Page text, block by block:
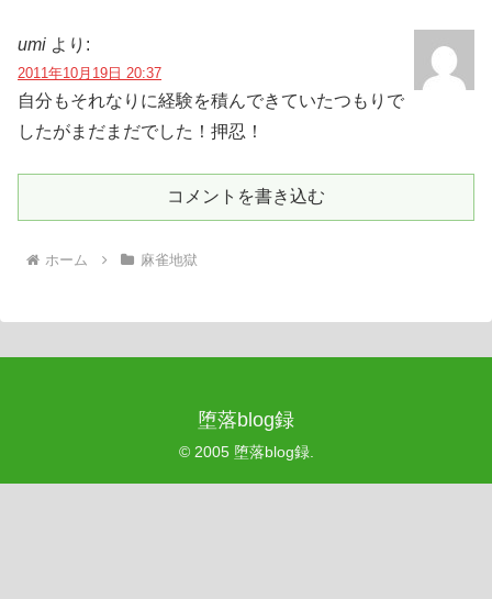
umi より:
2011年10月19日 20:37
自分もそれなりに経験を積んできていたつもりで
したがまだまだでした！押忍！
コメントを書き込む
ホーム 麻雀地獄
堕落blog録
© 2005 堕落blog録.